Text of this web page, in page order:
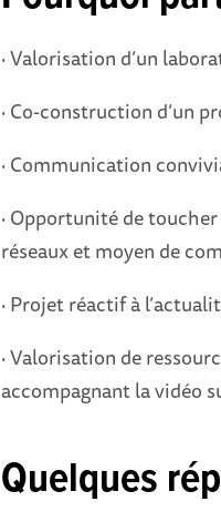
· Valorisation d’un
· Co-construction d’un
· Communication
· Opportunité de
réseaux et moyen de
· Projet réactif à
· Valorisation de
accompagnant la vidéo
Quelques